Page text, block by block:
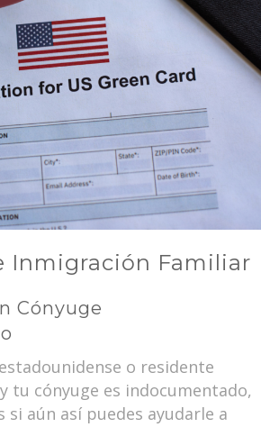
Inmigración Familiar
Cónyuge
o residente
tu cónyuge es indocumentado,
aún así puedes ayudarle a